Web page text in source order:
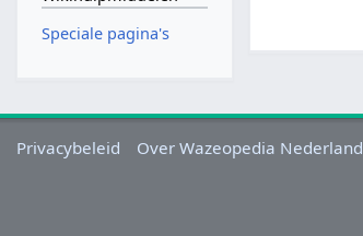
Speciale pagina's
Privacybeleid Over Wazeopedia Nederland